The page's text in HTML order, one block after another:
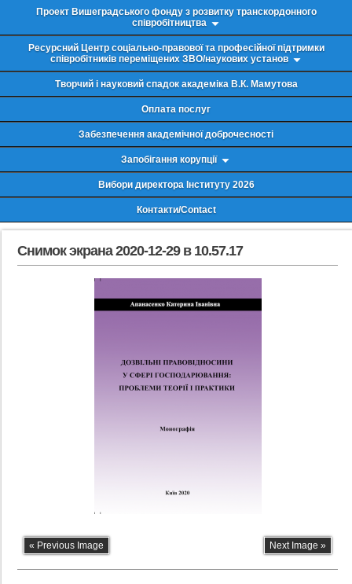
Проект Вишеградського фонду з розвитку транскордонного
співробітництва
Ресурсний Центр соціально-правової та професійної підтримки
співробітників переміщених ЗВО/наукових установ
Творчий і науковий спадок академіка В.К. Мамутова
Оплата послуг
Забезпечення академічної доброчесності
Запобігання корупції
Вибори директора Інституту 2026
Контакти/Contact
Снимок экрана 2020-12-29 в 10.57.17
« Previous Image Next Image »